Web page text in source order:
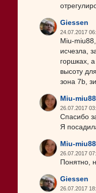
Giessen
24.07.2017
Miu-
исчезла,
горшках,
высоту
зона 7b,
Miu-miu88
26.07.2017
Спасибо
Я
Miu-miu88
26.07.2017
Понятно,
Giessen
26.07.2017